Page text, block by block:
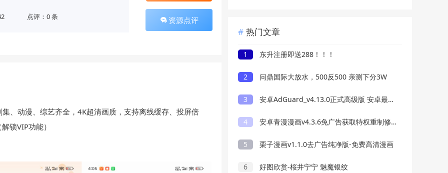
点评：0 条 资源点评
、动漫、综艺齐全，4K超清画质，支持离线缓存、投屏倍
锁VIP功能）
热门文章
1 东升注册即送288！！！
2 问鼎国际大放水，500反500 亲测下分3W
3 安卓AdGuard_v4.13.0正式高级版 安卓最好用的广告过滤器
4 安卓青漫漫画v4.3.6免广告获取特权重制修复版
5 栗子漫画v1.1.0去广告纯净版-免费高清漫画
6 好图欣赏-桜井宁宁 魅魔银纹